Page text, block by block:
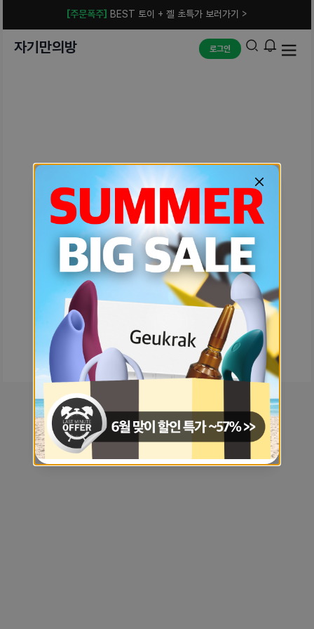
[주문폭주] BEST 토이 + 젤 초특가 보러가기 >
자기만의방 로그인
예상치 못한 에러입니다.